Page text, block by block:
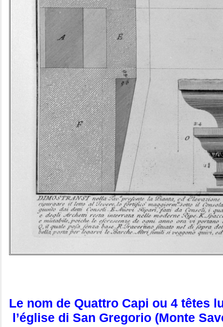
Le nom de Quattro Capi ou 4 têtes
l’église di San Gregorio (Monte